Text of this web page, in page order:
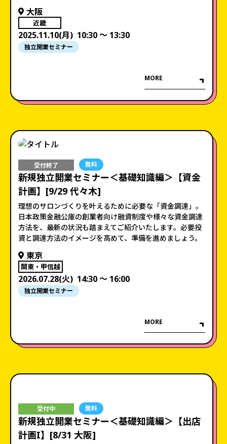
大阪
近畿
2025.11.10(月) 10:30 〜 13:30
独立開業セミナー
MORE
受付終了 無料
新規独立開業セミナー＜基礎知識編＞【資金
計画】[9/29 代々木]
理想のサロンづくりを叶えるために必要な「資金調達」。
日本政策金融公庫の創業者向け融資制度や様々な資金調達
方法を、最新の状況も踏まえてご紹介いたします。必要投
資と調達方法のイメージを高めて、準備を進めましょう。
東京
関東・甲信越
2026.07.28(火) 14:30 〜 16:00
独立開業セミナー
MORE
受付中 無料
新規独立開業セミナー＜基礎知識編＞【出店
計画I】[8/31 大阪]